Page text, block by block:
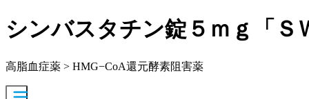
シンバスタチン錠５ｍｇ「Ｓ
高脂血症薬 > HMG−CoA還元酵素阻害薬